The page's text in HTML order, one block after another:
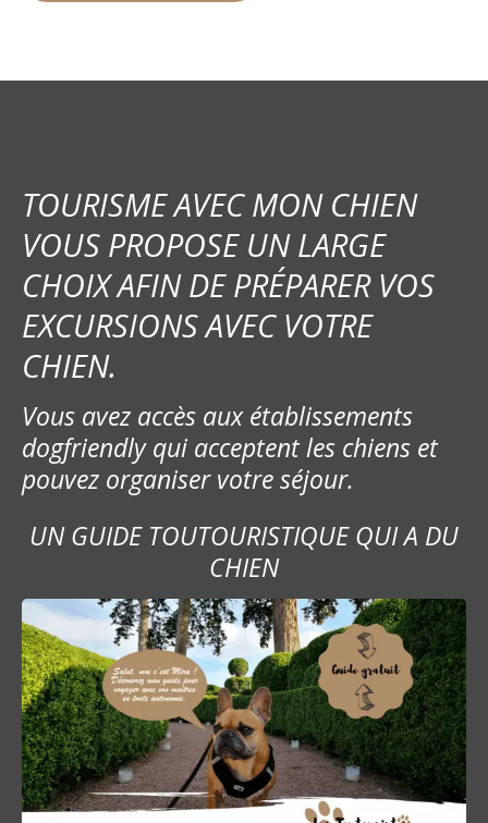
TOURISME AVEC MON CHIEN
VOUS PROPOSE UN LARGE
CHOIX AFIN DE PRÉPARER VOS
EXCURSIONS AVEC VOTRE
CHIEN.
Vous avez accès aux établissements
dogfriendly qui acceptent les chiens et
pouvez organiser votre séjour.
UN GUIDE TOUTOURISTIQUE QUI A DU
CHIEN